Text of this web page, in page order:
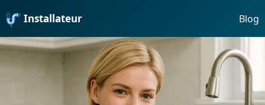
Installateur Blog